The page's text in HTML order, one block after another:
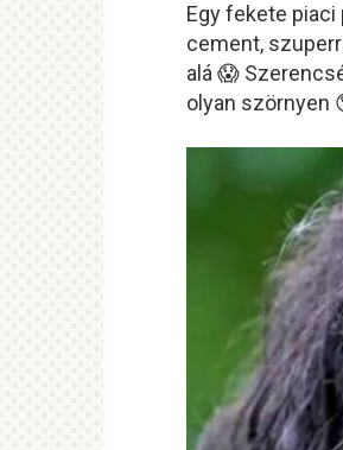
Egy fekete
cement,
alá 😱
olyan szörnyen